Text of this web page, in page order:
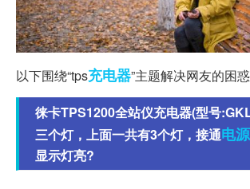
以下围绕“tps充电器”主题解决网友的困惑
徕卡TPS1200全站仪充电器(型号
三个灯，上面一共有3个灯，接通电源
显示灯亮?